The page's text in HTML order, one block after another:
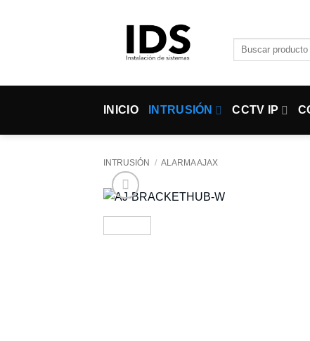
Buscar
INICIO INTRUSIÓN CCTV IP
INTRUSIÓN / ALARMA AJAX